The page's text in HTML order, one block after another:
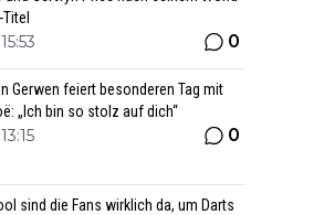
0
Gerwen feiert besonderen Tag mit
„Ich bin so stolz auf dich“
0
sind die Fans wirklich da, um Darts